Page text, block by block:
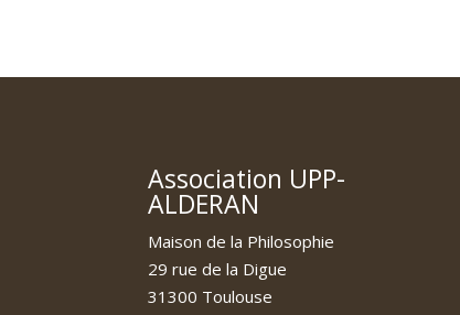
Association UPP-
ALDERAN
Maison de la Philosophie
29 rue de la Digue
31300 Toulouse